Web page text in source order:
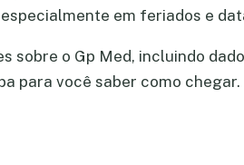
em feriados e
sobre o Gp Med, incluindo
para você saber como chegar.